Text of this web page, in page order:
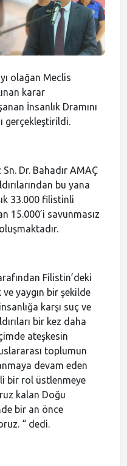
olağan Meclis
karar
İnsanlık Dramını
gerçekleştirildi.
Dr. Bahadır AMAÇ
bu yana
33.000 filistinli
15.000’i savunmasız
Filistin’deki
yaygın bir şekilde
karşı suç ve
bir kez daha
ateşkesin
toplumun
devam eden
bir rol üstlenmeye
kalan Doğu
bir an önce
“ dedi.